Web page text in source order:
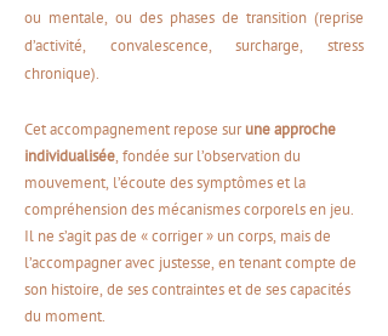
ou mentale, ou des phases de transition (reprise
d’activité, convalescence, surcharge, stress
chronique).
Cet accompagnement repose sur une approche
individualisée, fondée sur l’observation du
mouvement, l’écoute des symptômes et la
compréhension des mécanismes corporels en jeu.
Il ne s’agit pas de « corriger » un corps, mais de
l’accompagner avec justesse, en tenant compte de
son histoire, de ses contraintes et de ses capacités
du moment.